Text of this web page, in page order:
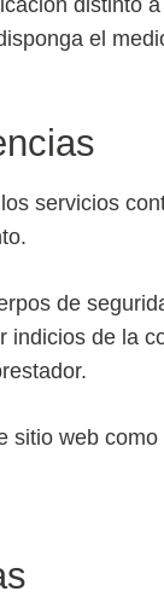
el
servicios
de
de la
web